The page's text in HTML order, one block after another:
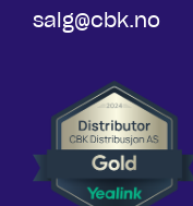
salg@cbk.no